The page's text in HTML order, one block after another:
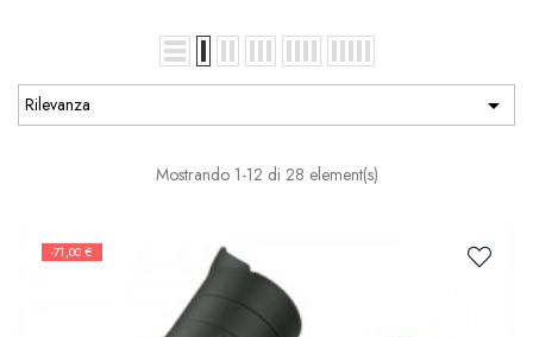
Rilevanza 
Mostrando 1-12 di 28 element(s)
-71,00 €